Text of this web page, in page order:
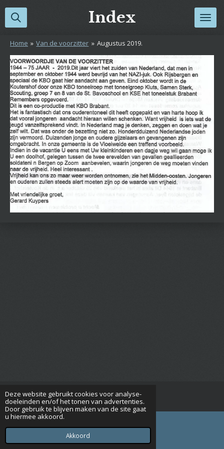
Deze website gebruikt cookies voor analyse-
doeleinden en/of het tonen van advertenties.
Door gebruik te blijven maken van de site gaat
u hiermee akkoord.
Akkoord
Ga
direct
de
hoofdinhoud
Index
Home » Van de voorzitter » Augustus 2019.
© 2015 - 2026 Seniorenverenigingrijsbergen.nl